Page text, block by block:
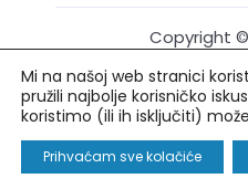
Copyright ©
Izrada i
Mi na našoj web stranici
pružili najbolje korisničko
koristimo (ili ih isključiti)
Prihvaćam sve kolačiće